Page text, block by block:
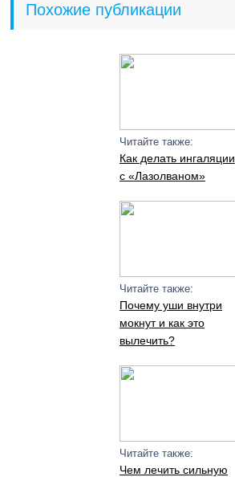
Похожие публикации
Читайте также:
Как делать ингаляции
с «Лазолваном»
Читайте также:
Почему уши внутри
мокнут и как это
вылечить?
Читайте также:
Чем лечить сильную